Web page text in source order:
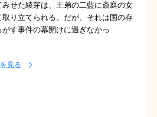
みせた綾芽は、王弟の二藍に斎庭の女
取り立てられる。だが、それは国の存
がす事件の幕開けに過ぎなかっ
見る